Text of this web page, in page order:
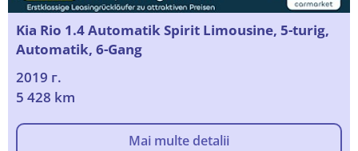
Kia Rio 1.4 Automatik Spirit Limousine, 5-turig,
Automatik, 6-Gang
2019 г.
5 428 km
Mai multe detalii